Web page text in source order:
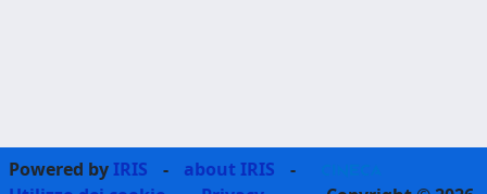
Powered byIRIS - about IRIS
-